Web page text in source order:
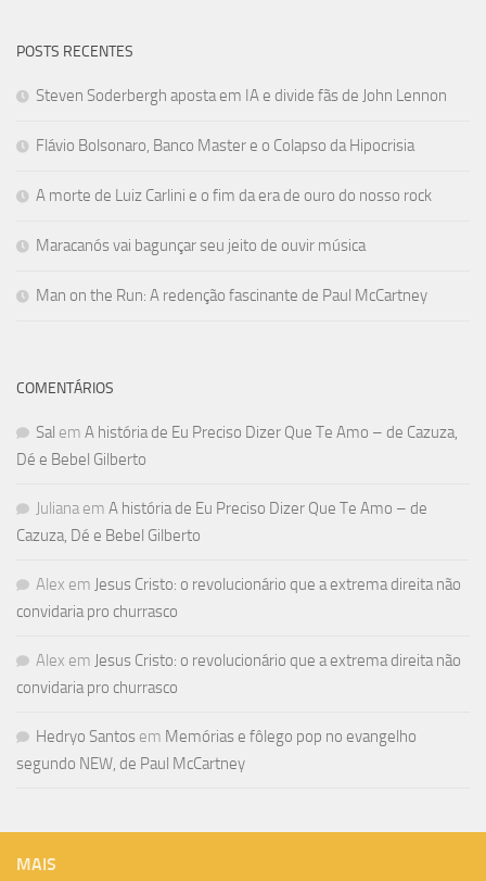
POSTS RECENTES
Steven Soderbergh aposta em IA e divide fãs de John Lennon
Flávio Bolsonaro, Banco Master e o Colapso da Hipocrisia
A morte de Luiz Carlini e o fim da era de ouro do nosso rock
Maracanós vai bagunçar seu jeito de ouvir música
Man on the Run: A redenção fascinante de Paul McCartney
COMENTÁRIOS
Sal em A história de Eu Preciso Dizer Que Te Amo – de Cazuza,
Dé e Bebel Gilberto
Juliana em A história de Eu Preciso Dizer Que Te Amo – de
Cazuza, Dé e Bebel Gilberto
Alex em Jesus Cristo: o revolucionário que a extrema direita não
convidaria pro churrasco
Alex em Jesus Cristo: o revolucionário que a extrema direita não
convidaria pro churrasco
Hedryo Santos em Memórias e fôlego pop no evangelho
segundo NEW, de Paul McCartney
MAIS